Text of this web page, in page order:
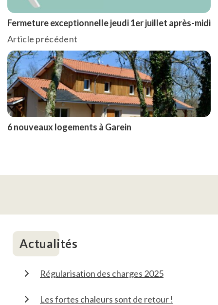
Article précédent
6 nouveaux logements à Garein
Fermeture exceptionnelle jeudi 1er juillet après-midi
Actualités
Régularisation des charges 2025
Les fortes chaleurs sont de retour !